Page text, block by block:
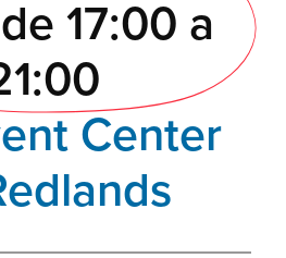
17:00 a
Center